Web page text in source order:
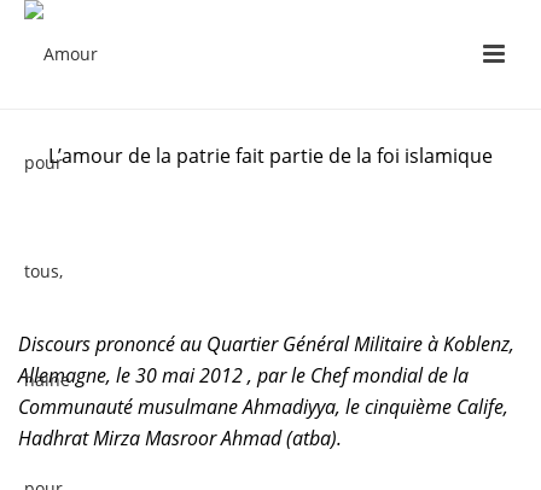
L’amour de la patrie fait partie de la foi islamique
Discours prononcé au Quartier Général Militaire à Koblenz,
Allemagne, le 30 mai 2012 , par le Chef mondial de la
Communauté musulmane Ahmadiyya, le cinquième Calife,
Hadhrat Mirza Masroor Ahmad (atba).